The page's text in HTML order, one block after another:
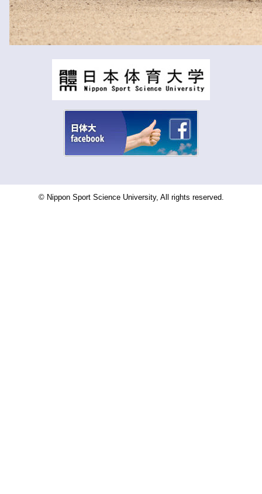
© Nippon Sport Science University, All rights reserved.